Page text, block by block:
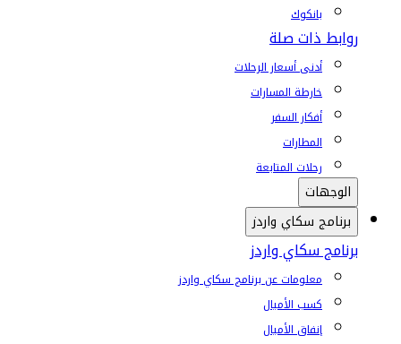
بانكوك
روابط ذات صلة
أدنى أسعار الرحلات
خارطة المسارات
أفكار السفر
المطارات
رحلات المتابعة
الوجهات
برنامج سكاي واردز
برنامج سكاي واردز
معلومات عن برنامج سكاي واردز
كسب الأميال
إنفاق الأميال